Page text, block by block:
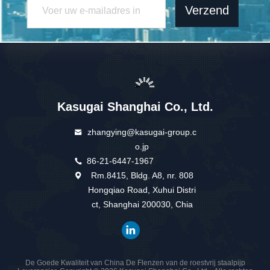
Verzend
Kasugai Shanghai Co., Ltd.
zhangying@kasugai-group.c
o.jp
86-21-6447-1967
Rm.8415, Bldg. A8, nr. 808
Hongqiao Road, Xuhui Distri
ct, Shanghai 200030, Chia
De Goede Kwaliteit van China De Flenzen van de roestvrij staalpijp